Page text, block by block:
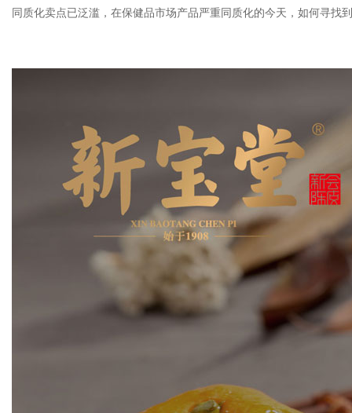
同质化卖点已泛滥，在保健品市场产品严重同质化的今天，如何寻